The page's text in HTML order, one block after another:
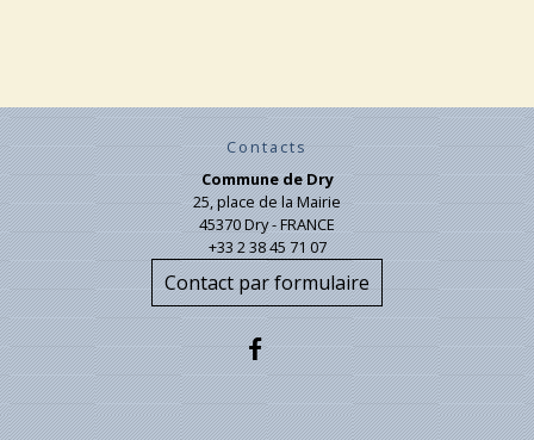
Contacts
Commune de Dry
25, place de la Mairie
45370 Dry - FRANCE
+33 2 38 45 71 07
Contact par formulaire